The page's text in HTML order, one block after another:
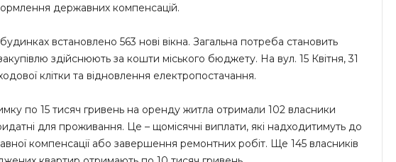
державних компенсацій.
встановлено 563 нові вікна. Загальна потреба становить
здійснюють за кошти міського бюджету. На вул. 15 Квітня, 31
клітки та відновлення електропостачання.
по 15 тисяч гривень на оренду житла отримали 102 власники
для проживання. Це – щомісячні виплати, які надходитимуть до
компенсації або завершення ремонтних робіт. Ще 145 власників